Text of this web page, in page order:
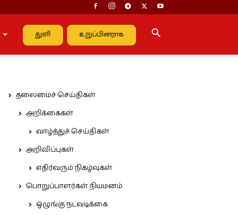
துளி உறுப்பினராக
தலைமைச் செய்திகள்
அறிக்கைகள்
வாழ்த்துச் செய்திகள்
அறிவிப்புகள்
எதிர்வரும் நிகழ்வுகள்
பொறுப்பாளர்கள் நியமனம்
ஒழுங்கு நடவடிக்கை